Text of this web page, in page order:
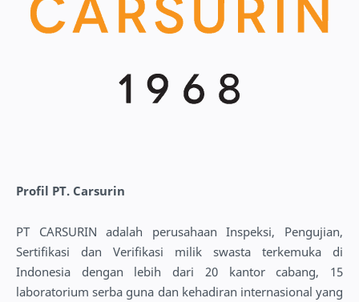
Profil PT. Carsurin
PT CARSURIN adalah perusahaan Inspeksi, Pengujian,
Sertifikasi dan Verifikasi milik swasta terkemuka di
Indonesia dengan lebih dari 20 kantor cabang, 15
laboratorium serba guna dan kehadiran internasional yang